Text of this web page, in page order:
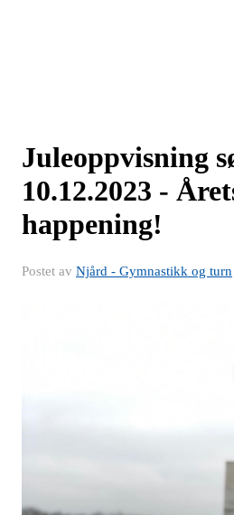
Juleoppvisning
10.12.2023 -
happening!
Postet av Njård - Gymnastikk og turn